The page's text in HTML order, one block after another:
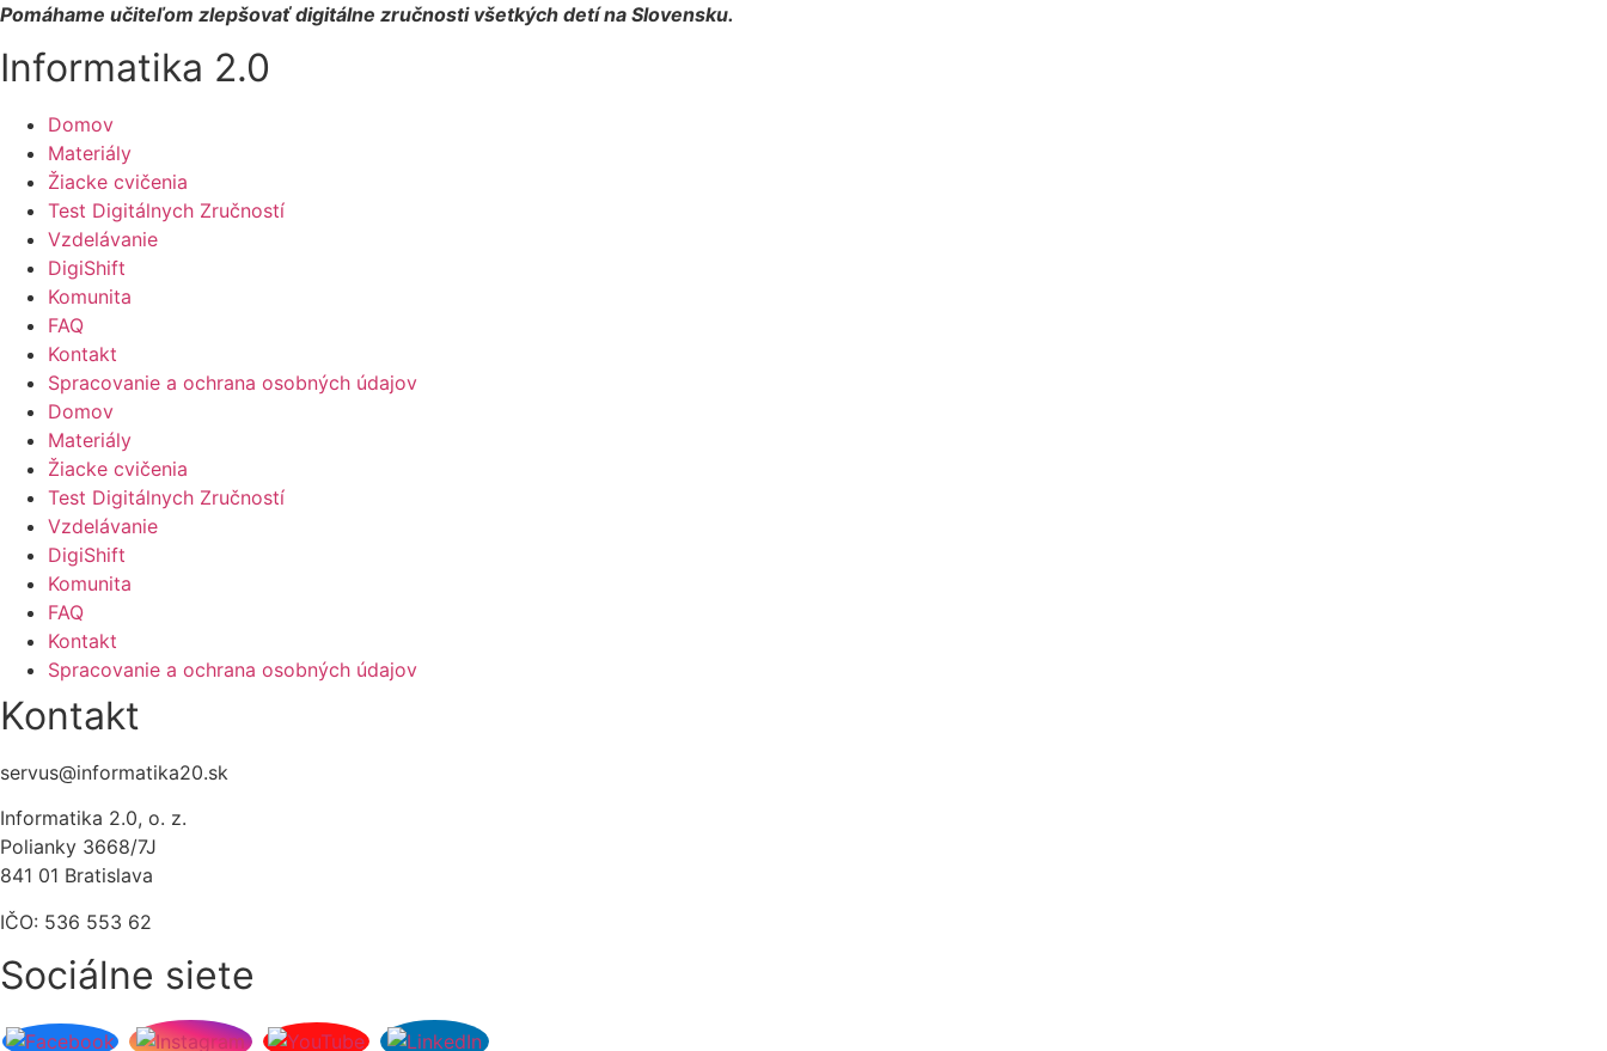
Pomáhame učiteľom zlepšovať digitálne zručnosti všetkých detí na Slovensku.
Informatika 2.0
Domov
Materiály
Žiacke cvičenia
Test Digitálnych Zručností
Vzdelávanie
DigiShift
Komunita
FAQ
Kontakt
Spracovanie a ochrana osobných údajov
Domov
Materiály
Žiacke cvičenia
Test Digitálnych Zručností
Vzdelávanie
DigiShift
Komunita
FAQ
Kontakt
Spracovanie a ochrana osobných údajov
Kontakt
servus@informatika20.sk
Informatika 2.0, o. z.
Polianky 3668/7J
841 01 Bratislava
IČO: 536 553 62
Sociálne siete